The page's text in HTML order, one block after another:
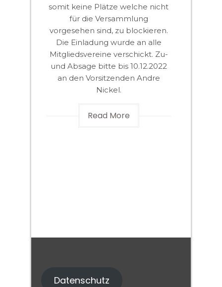
somit keine Plätze welche nicht
für die Versammlung
vorgesehen sind, zu blockieren.
Die Einladung wurde an alle
Mitgliedsvereine verschickt. Zu-
und Absage bitte bis 10.12.2022
an den Vorsitzenden Andre
Nickel.
Read More
Datenschutz